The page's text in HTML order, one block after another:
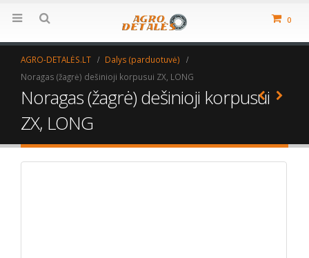
0
AGRO-DETALĖS.LT
Dalys (parduotuvė)
Noragas (žagrė) dešinioji korpusui ZX, LONG
Noragas (žagrė) dešinioji korpusui
ZX, LONG